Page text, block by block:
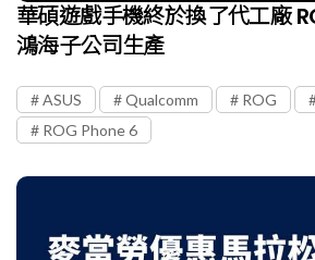
華碩遊戲手機終於換了代工廠
鴻海子公司生產
ASUS Qualcomm ROG
ROG Phone 6